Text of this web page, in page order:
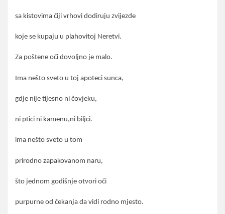
sa kistovima čiji vrhovi dodiruju zvijezde
koje se kupaju u plahovitoj Neretvi.
Za poštene oči dovoljno je malo.
Ima nešto sveto u toj apoteci sunca,
gdje nije tijesno ni čovjeku,
ni ptici ni kamenu,ni biljci.
ima nešto sveto u tom
prirodno zapakovanom naru,
što jednom godišnje otvori oči
purpurne od čekanja da vidi rodno mjesto.